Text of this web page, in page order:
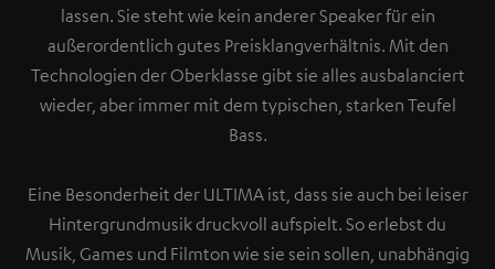
lassen. Sie steht wie kein anderer Speaker für ein
außerordentlich gutes Preisklangverhältnis. Mit den
Technologien der Oberklasse gibt sie alles ausbalanciert
wieder, aber immer mit dem typischen, starken Teufel
Bass.
Eine Besonderheit der ULTIMA ist, dass sie auch bei leiser
Hintergrundmusik druckvoll aufspielt. So erlebst du
Musik, Games und Filmton wie sie sein sollen, unabhängig